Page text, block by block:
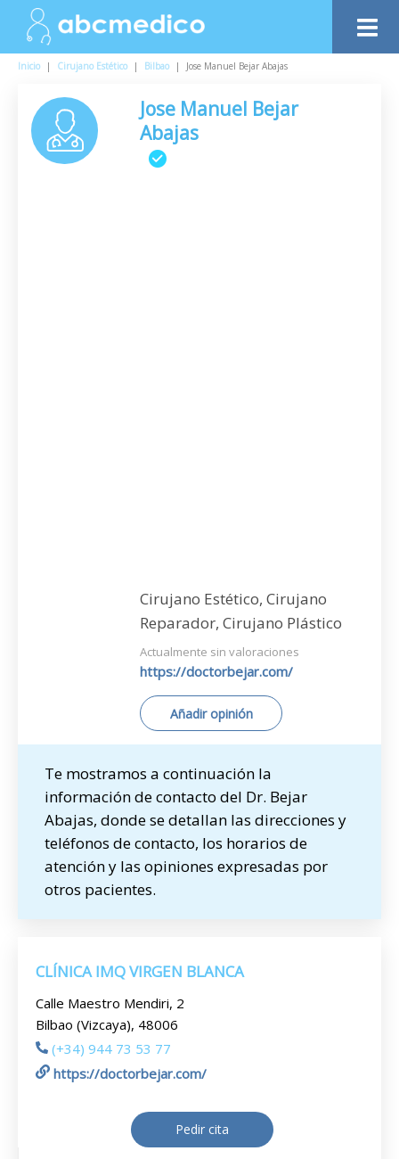
Inicio | Cirujano Estético | Bilbao | Jose Manuel Bejar Abajas
Jose Manuel Bejar
Abajas
Cirujano Estético, Cirujano
Reparador, Cirujano Plástico
Actualmente sin valoraciones
https://doctorbejar.com/
Añadir opinión
Te mostramos a continuación la
información de contacto del Dr. Bejar
Abajas, donde se detallan las direcciones y
teléfonos de contacto, los horarios de
atención y las opiniones expresadas por
otros pacientes.
CLÍNICA IMQ VIRGEN BLANCA
Calle Maestro Mendiri, 2
Bilbao (Vizcaya), 48006
(+34) 944 73 53 77
https://doctorbejar.com/
Pedir cita